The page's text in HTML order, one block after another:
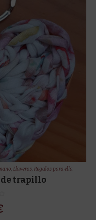
,Llaveros,Regalos para ella
trapillo